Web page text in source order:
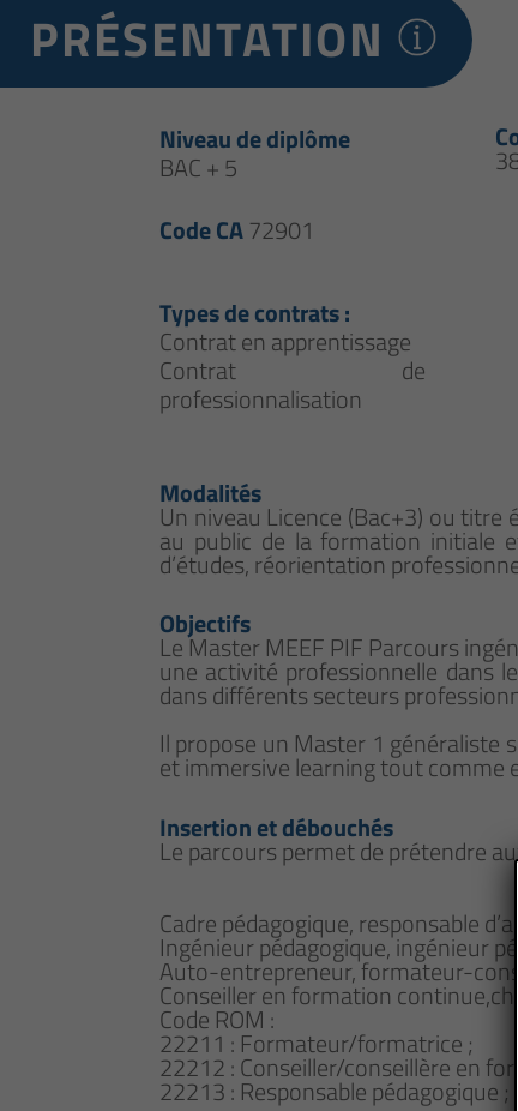
PRÉSENTATION
Niveau de diplôme
BAC + 5
Code CA72901
Types de contrats :
Contrat en apprentissage
Contrat de
professionnalisation
Modalités
Un niveau Licence (Bac+3) ou
au public de la formation initiale
d’études, réorientation
Objectifs
Le Master MEEF PIF Parcours
une activité professionnelle dans
dans différents secteurs
Il propose un Master 1 généraliste
et immersive learning tout comme
Insertion et débouchés
Le parcours permet de prétendre
Cadre pédagogique, responsable
Ingénieur pédagogique, ingénieur
Auto-entrepreneur, formateur-
Conseiller en formation
Code ROM :
22211 : Formateur/formatrice ;
22212 : Conseiller/conseillère en
22213 : Responsable pédagogique ;